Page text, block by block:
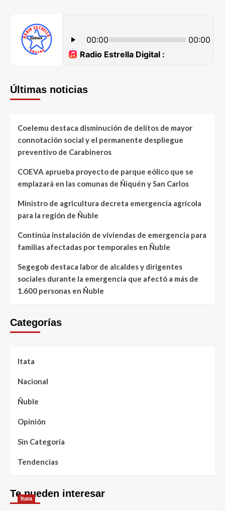
Últimas noticias
Coelemu destaca disminución de delitos de mayor
connotación social y el permanente despliegue
preventivo de Carabineros
COEVA aprueba proyecto de parque eólico que se
emplazará en las comunas de Ñiquén y San Carlos
Ministro de agricultura decreta emergencia agrícola
para la región de Ñuble
Continúa instalación de viviendas de emergencia para
familias afectadas por temporales en Ñuble
Segegob destaca labor de alcaldes y dirigentes
sociales durante la emergencia que afectó a más de
1.600 personas en Ñuble
Categorías
Itata
Nacional
Ñuble
Opinión
Sin Categoría
Tendencias
Te pueden interesar
Itata